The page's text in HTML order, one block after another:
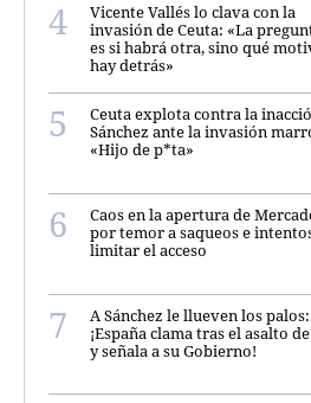
Vicente Vallés lo clava con la
invasión de Ceuta: «La
es si habrá otra, sino qué
hay detrás»
Ceuta explota contra la
Sánchez ante la invasión
«Hijo de p*ta»
Caos en la apertura de
por temor a saqueos e
limitar el acceso
A Sánchez le llueven los palos:
¡España clama tras el asalto
y señala a su Gobierno!